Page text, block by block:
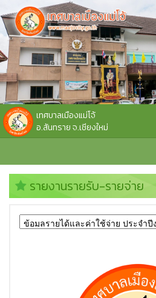
เทศบาลเมืองแม่โจ้
อ.สันทราย จ.เชียงใหม่
รายงานรายรับ-รายจ่าย